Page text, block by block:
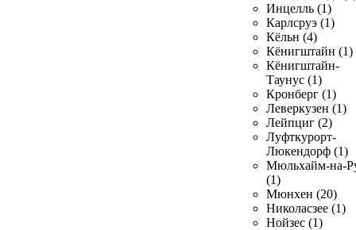
Инцелль (1)
Карлсруэ (1)
Кёльн (4)
Кёнигштайн (1)
Кёнигштайн-
Таунус (1)
Кронберг (1)
Леверкузен (1)
Лейпциг (2)
Луфткурорт-
Люкендорф (1)
Мюльхайм-на-
(1)
Мюнхен (20)
Николасзее (1)
Нойзес (1)